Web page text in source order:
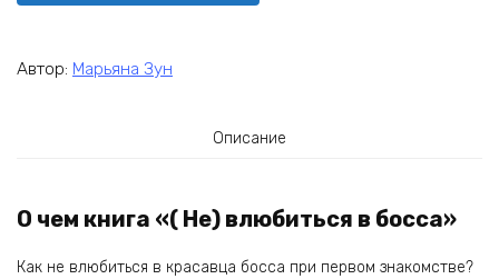
Автор: Марьяна Зун
Описание
О чем книга «( Не) влюбиться в босса»
Как не влюбиться в красавца босса при первом знакомстве?